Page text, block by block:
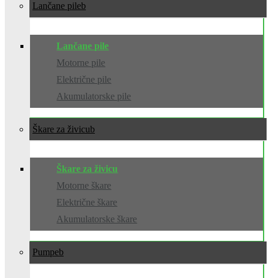
Lančane pile
Lančane pile
Motorne pile
Električne pile
Akumulatorske pile
Škare za živicu
Škare za živicu
Motorne škare
Električne škare
Akumulatorske škare
Pumpe